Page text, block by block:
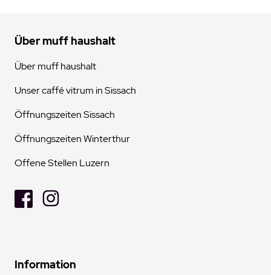
Über muff haushalt
Über muff haushalt
Unser caffé vitrum in Sissach
Öffnungszeiten Sissach
Öffnungszeiten Winterthur
Offene Stellen Luzern
Information